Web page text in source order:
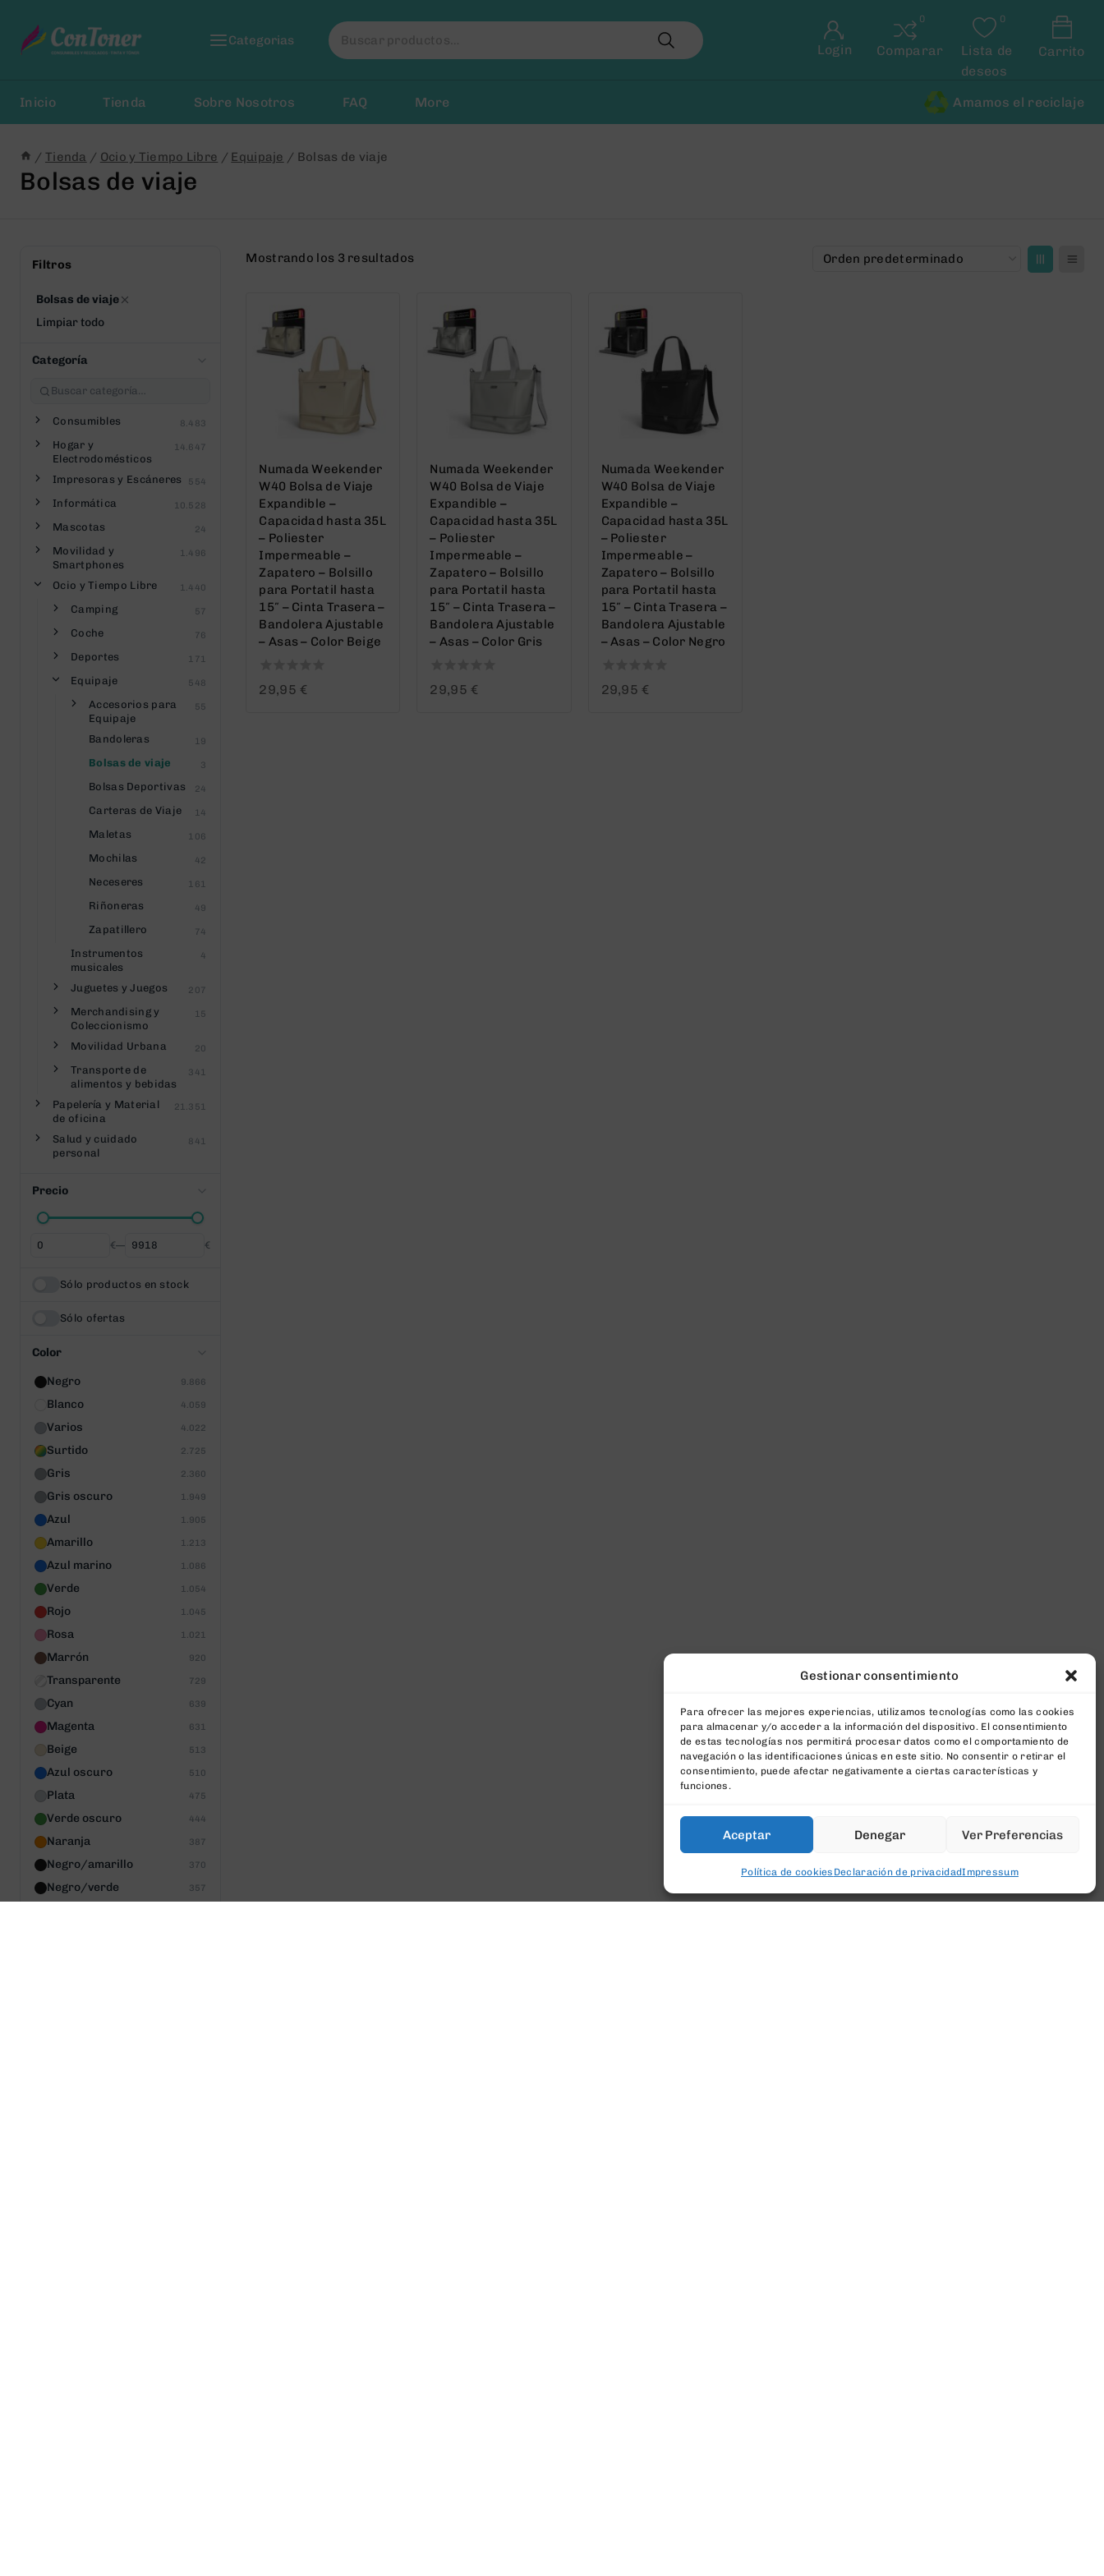
Gestionar consentimiento
Para ofrecer las mejores experiencias, utilizamos tecnologías como las cookies
para almacenar y/o acceder a la información del dispositivo. El consentimiento
de estas tecnologías nos permitirá procesar datos como el comportamiento de
navegación o las identificaciones únicas en este sitio. No consentir o retirar el
consentimiento, puede afectar negativamente a ciertas características y
funciones.
Aceptar Denegar Ver Preferencias
Política de cookies Declaración de privacidadImpressum
Contenido
Categorias
Buscar
por:
Login Comparar
Lista de
deseos
Carrito
Inicio Tienda Sobre Nosotros FAQ More Amamos el reciclaje
/ Tienda / Ocio y Tiempo Libre / Equipaje / Bolsas de viaje
Bolsas de viaje
Mostrando los 3 resultados
Numada Weekender
W40 Bolsa de Viaje
Expandible –
Capacidad hasta 35L
– Poliester
Impermeable –
Zapatero – Bolsillo
para Portatil hasta
15″ – Cinta Trasera –
Bandolera Ajustable
– Asas – Color Beige
0
29,95 €
Numada Weekender
W40 Bolsa de Viaje
Expandible –
Capacidad hasta 35L
– Poliester
Impermeable –
Zapatero – Bolsillo
para Portatil hasta
15″ – Cinta Trasera –
Bandolera Ajustable
– Asas – Color Gris
0
29,95 €
Numada Weekender
W40 Bolsa de Viaje
Expandible –
Capacidad hasta 35L
– Poliester
Impermeable –
Zapatero – Bolsillo
para Portatil hasta
15″ – Cinta Trasera –
Bandolera Ajustable
– Asas – Color Negro
0
29,95 €
Filtros
Bolsas de viaje
Limpiar todo
Categoría
Consumibles 8.483
Hogar y
Electrodomésticos
14.647
Impresoras y Escáneres 554
Informática 10.528
Mascotas 24
Movilidad y
Smartphones
1.496
Ocio y Tiempo Libre 1.440
Camping 57
Coche 76
Deportes 171
Equipaje 548
Accesorios para
Equipaje
55
Bandoleras 19
Bolsas de viaje 3
Bolsas Deportivas 24
Carteras de Viaje 14
Maletas 106
Mochilas 42
Neceseres 161
Riñoneras 49
Zapatillero 74
Instrumentos
musicales
4
Juguetes y Juegos 207
Merchandising y
Coleccionismo
15
Movilidad Urbana 20
Transporte de
alimentos y bebidas
341
Papelería y Material
de oficina
21.351
Salud y cuidado
personal
841
Precio
Desde €— Hasta €
Sólo productos en stock
Sólo ofertas
Color
Negro 9.866
Blanco 4.059
Varios 4.022
Surtido 2.725
Gris 2.360
Gris oscuro 1.949
Azul 1.905
Amarillo 1.213
Azul marino 1.086
Verde 1.054
Rojo 1.045
Rosa 1.021
Marrón 920
Transparente 729
Cyan 639
Magenta 631
Beige 513
Azul oscuro 510
Plata 475
Verde oscuro 444
Naranja 387
Negro/amarillo 370
Negro/verde 357